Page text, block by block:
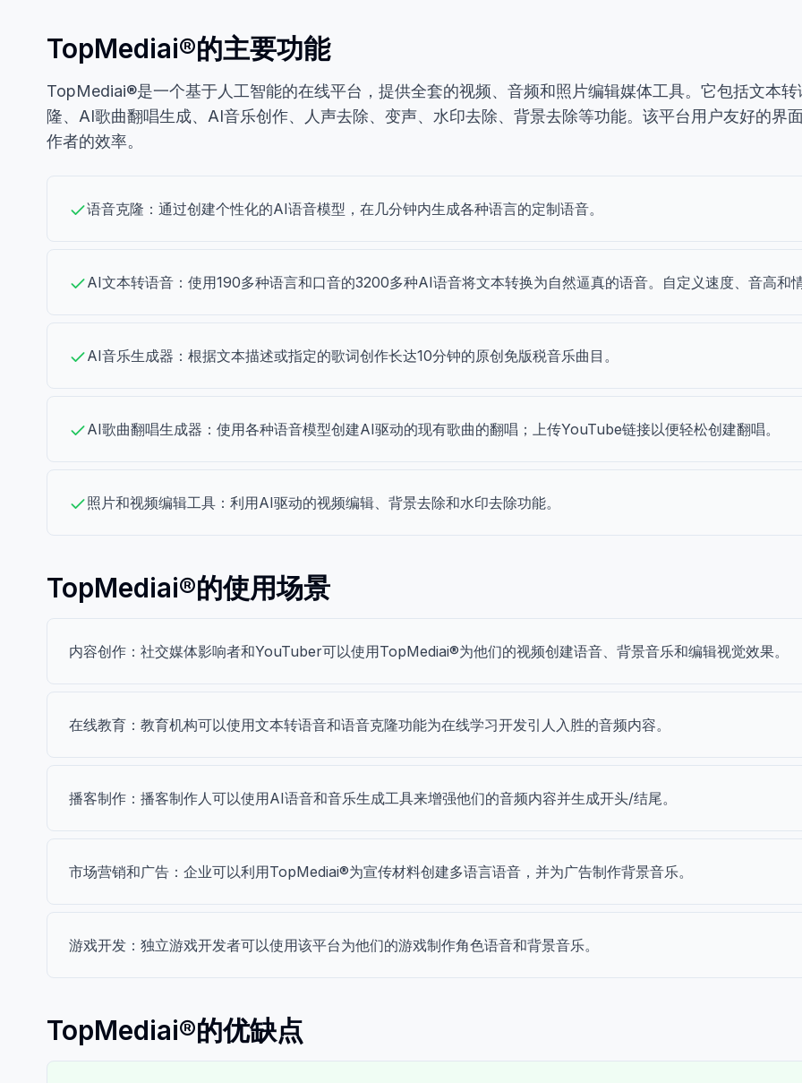
TopMediai®的主要功能
TopMediai®是一个基于人工智能的在线平台，提供全套的视频、音频和照片编辑媒体工具。它包括文本
隆、AI歌曲翻唱生成、AI音乐创作、人声去除、变声、水印去除、背景去除等功能。该平台用户友好的界
作者的效率。
语音克隆：通过创建个性化的AI语音模型，在几分钟内生成各种语言的定制语音。
AI文本转语音：使用190多种语言和口音的3200多种AI语音将文本转换为自然逼真的语音。自定义速度、音高和情
AI音乐生成器：根据文本描述或指定的歌词创作长达10分钟的原创免版税音乐曲目。
AI歌曲翻唱生成器：使用各种语音模型创建AI驱动的现有歌曲的翻唱；上传YouTube链接以便轻松创建翻唱。
照片和视频编辑工具：利用AI驱动的视频编辑、背景去除和水印去除功能。
TopMediai®的使用场景
内容创作：社交媒体影响者和YouTuber可以使用TopMediai®为他们的视频创建语音、背景音乐和编辑视觉效果。
在线教育：教育机构可以使用文本转语音和语音克隆功能为在线学习开发引人入胜的音频内容。
播客制作：播客制作人可以使用AI语音和音乐生成工具来增强他们的音频内容并生成开头/结尾。
市场营销和广告：企业可以利用TopMediai®为宣传材料创建多语言语音，并为广告制作背景音乐。
游戏开发：独立游戏开发者可以使用该平台为他们的游戏制作角色语音和背景音乐。
TopMediai®的优缺点